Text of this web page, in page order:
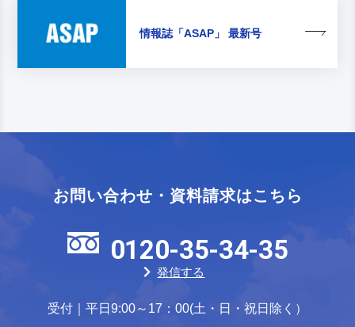
情報誌「ASAP」 最新号
お問い合わせ・資料請求はこちら
0120-35-34-35
発信する
受付｜平日9:00～17：00(土・日・祝日除く）